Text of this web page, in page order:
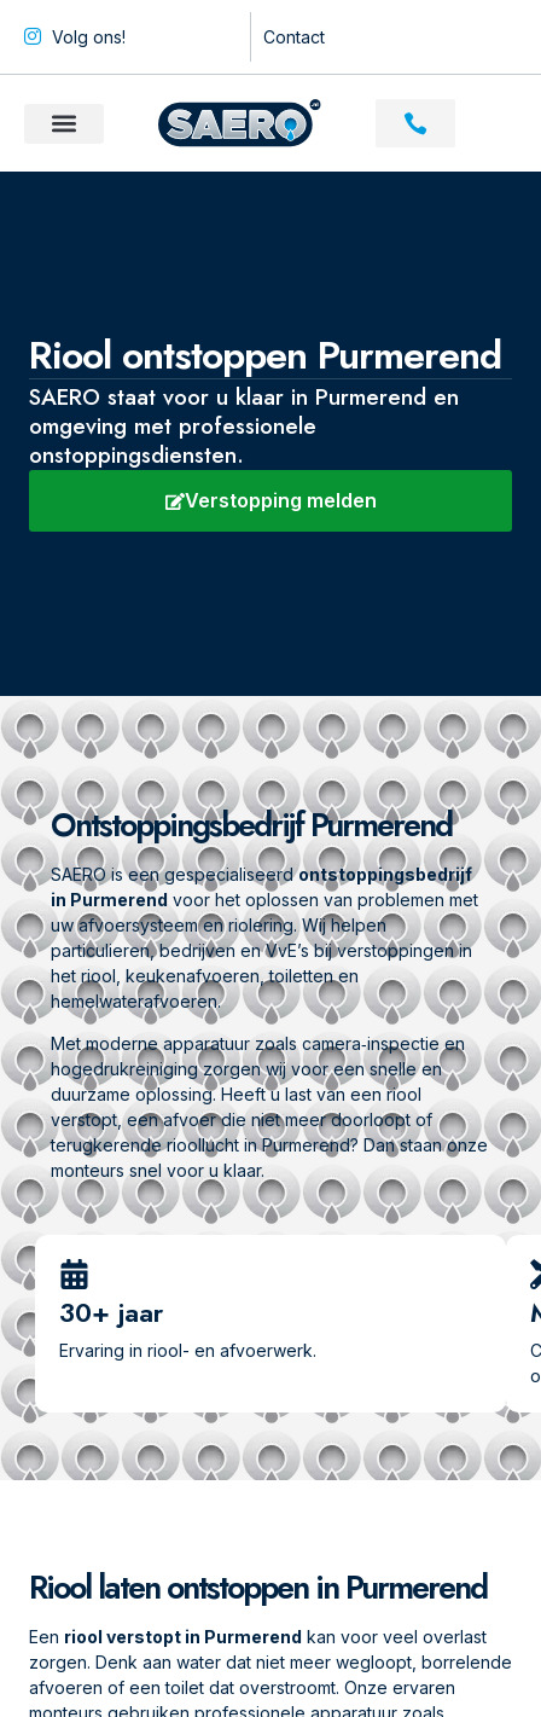
Volg ons! Contact
Riool ontstoppen Purmerend
SAERO staat voor u klaar in Purmerend en
omgeving met professionele
onstoppingsdiensten.
Verstopping melden
Ontstoppingsbedrijf Purmerend
SAERO is een gespecialiseerdontstoppingsbedrijf
in Purmerend voor het oplossen van problemen met
uw afvoersysteem en riolering. Wij helpen
particulieren, bedrijven en VvE’s bij verstoppingen in
het riool, keukenafvoeren, toiletten en
hemelwaterafvoeren.
Met moderne apparatuur zoals camera‑inspectie en
hogedrukreiniging zorgen wij voor een snelle en
duurzame oplossing. Heeft u last van een riool
verstopt, een afvoer die niet meer doorloopt of
terugkerende rioollucht in Purmerend? Dan staan onze
monteurs snel voor u klaar.
30+ jaar
Ervaring in riool- en afvoerwerk.
Riool laten ontstoppen in Purmerend
Een riool verstopt in Purmerend kan voor veel overlast
zorgen. Denk aan water dat niet meer wegloopt, borrelende
afvoeren of een toilet dat overstroomt. Onze ervaren
monteurs gebruiken professionele apparatuur zoals